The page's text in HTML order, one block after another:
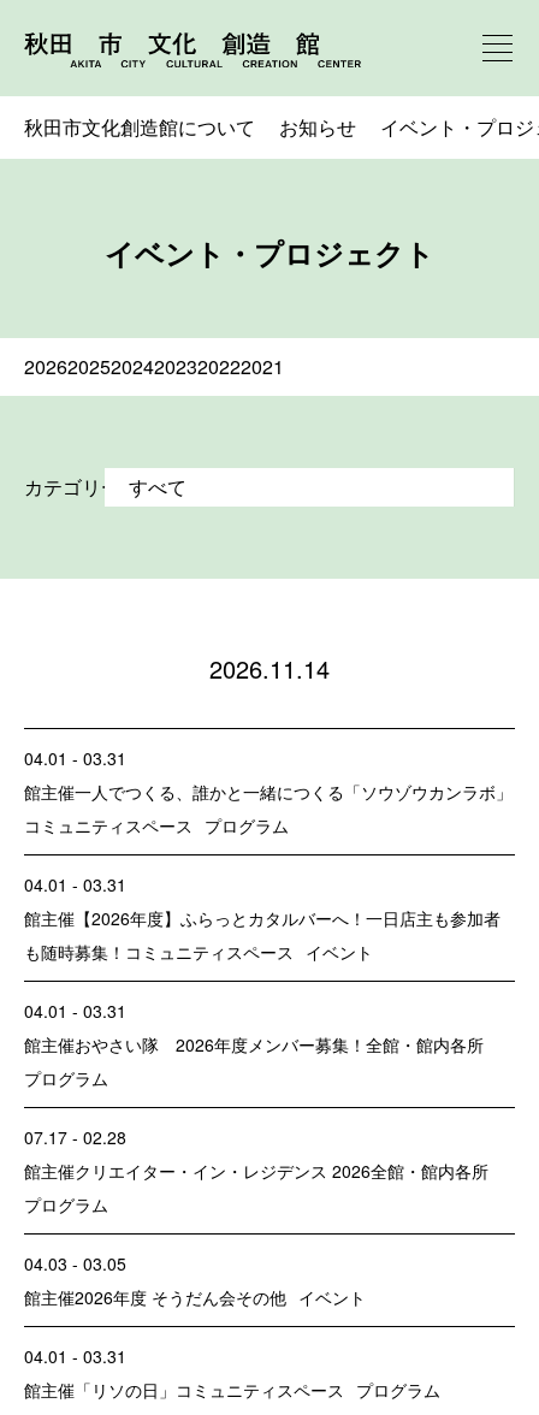
秋田市文化創造館について お知らせ イベント・プロ
イベント・プロジェクト
202620252024202320222021
カテゴリー
2026.11.14
04.01 - 03.31
館主催一人でつくる、誰かと一緒につくる「ソウゾウカンラボ」
コミュニティスペース
プログラム
04.01 - 03.31
館主催 【2026年度】ふらっとカタルバーへ！一日店主も参加者
も随時募集！ コミュニティスペース イベント
04.01 - 03.31
館主催おやさい隊 2026年度メンバー募集！ 全館・館内各所
プログラム
07.17 - 02.28
館主催クリエイター・イン・レジデンス 2026全館・館内各所
プログラム
04.03 - 03.05
館主催2026年度 そうだん会その他 イベント
04.01 - 03.31
館主催 「リソの日」 コミュニティスペース プログラム